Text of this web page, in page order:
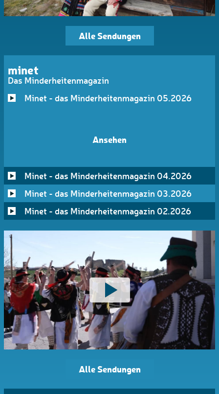
Alle Sendungen
minet
Das Minderheitenmagazin
Minet - das Minderheitenmagazin 05.2026
Ansehen
Minet - das Minderheitenmagazin 04.2026
Minet - das Minderheitenmagazin 03.2026
Minet - das Minderheitenmagazin 02.2026
Alle Sendungen